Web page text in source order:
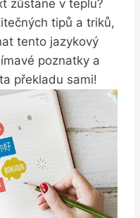
zůstane v teplu?
tipů a triků,
tento jazykový
poznatky a
překladu sami!